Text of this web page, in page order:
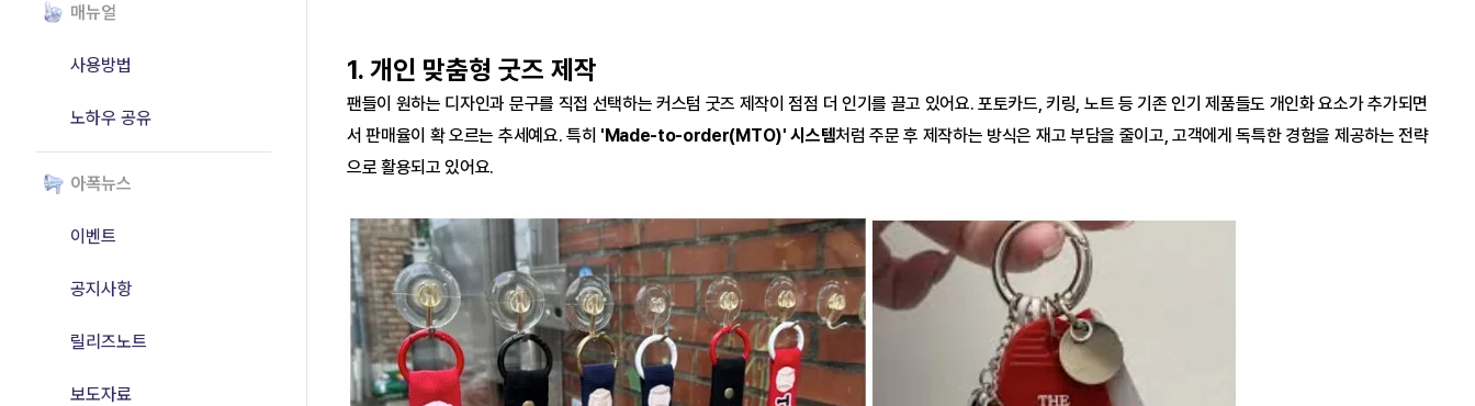
매뉴얼
사용방법
노하우 공유
아폭뉴스
이벤트
공지사항
릴리즈노트
보도자료
1. 개인 맞춤형 굿즈 제작
팬들이 원하는 디자인과 문구를 직접 선택하는 커스텀 굿즈 제작이 점점 더 인기를 끌고 있어요. 포토카드, 키링, 노트 등 기존 인기 제품들도 개인화 요소가 추가되면
서 판매율이 확 오르는 추세예요. 특히 'Made-to-order(MTO)' 시스템처럼 주문 후 제작하는 방식은 재고 부담을 줄이고, 고객에게 독특한 경험을 제공하는 전략
으로 활용되고 있어요.